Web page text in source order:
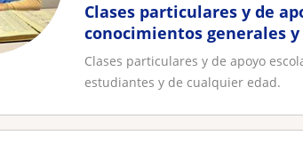
Clases particulares y de
conocimientos generales
estudiantes y de cualquier
Clases particulares y de apoyo
estudiantes y de cualquier edad.